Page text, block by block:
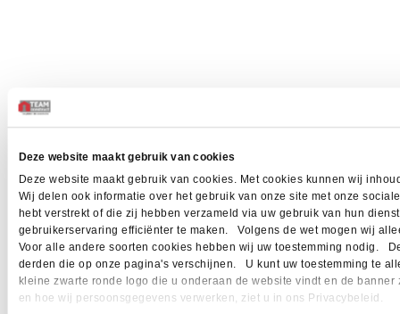
Deze website maakt gebruik van cookies
Deze website maakt gebruik van cookies. Met cookies kunnen wij
Wij delen ook informatie over het gebruik van onze site met onze
hebt verstrekt of die zij hebben verzameld via uw gebruik van hun
gebruikerservaring efficiënter te maken. Volgens de wet mogen wij
Voor alle andere soorten cookies hebben wij uw toestemming nodig.
derden die op onze pagina's verschijnen. U kunt uw toestemming te
kleine zwarte ronde logo die u onderaan de website vindt en de
en hoe wij persoonsgegevens verwerken, ziet u in ons Privacybeleid.